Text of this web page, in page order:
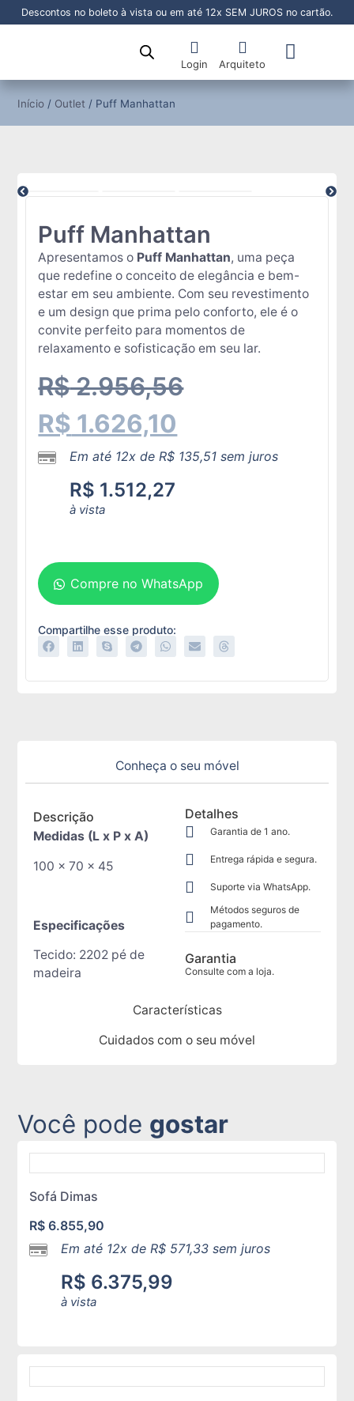
Descontos no boleto à vista ou em até 12x SEM JUROS no cartão.
Login Arquiteto
Início / Outlet / Puff Manhattan
Puff Manhattan
Apresentamos o Puff Manhattan, uma peça
que redefine o conceito de elegância e bem-
estar em seu ambiente. Com seu revestimento
e um design que prima pelo conforto, ele é o
convite perfeito para momentos de
relaxamento e sofisticação em seu lar.
R$2.956,56
R$ 1.626,10
Em até 12x deR$ 135,51 sem juros
R$ 1.512,27
à vista
Compre no WhatsApp
Compartilhe esse produto:
Conheça o seu móvel
Características
Cuidados com o seu móvel
Descrição
Medidas (L x P x A)
100 x 70 x 45
Especificações
Tecido: 2202 pé de
madeira
Detalhes
Garantia de 1 ano.
Entrega rápida e segura.
Suporte via WhatsApp.
Métodos seguros de
pagamento.
Garantia
Consulte com a loja.
Você pode gostar
Sofá Dimas
R$ 6.855,90
Em até 12x deR$ 571,33 sem juros
R$ 6.375,99
à vista